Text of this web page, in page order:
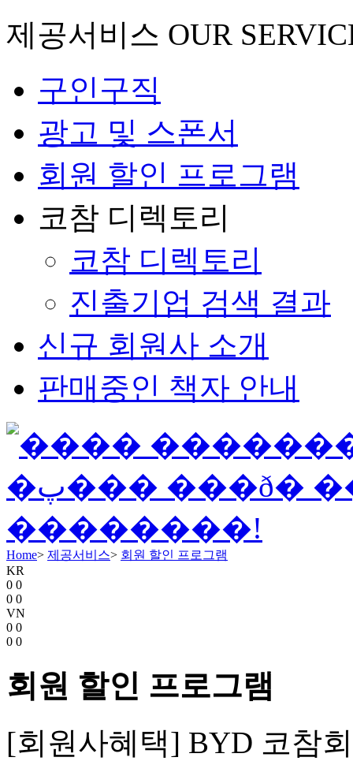
제공서비스 OUR
구인구직
광고 및 스폰서
회원 할인 프로그램
코참 디렉토리
코참 디렉토리
진출기업 검색 결과
신규 회원사 소개
판매중인 책자 안내
Home> 제공서비스> 회원 할인 프로그램
KR
0 0
0 0
VN
0 0
0 0
회원 할인 프로그램
[회원사혜택] BYD 코참